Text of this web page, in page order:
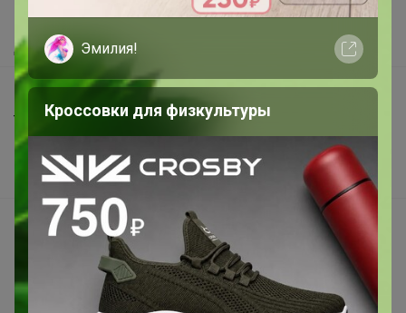
Как получить?
Доставка
Шоурумы
Торговые марки
Наша команда
В наличии
Подарочные сертификаты
Реклама на сайте
Поставщикам
Эмилия!
Кроссовки для физкультуры